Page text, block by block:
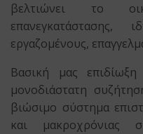
βελτιώνει το
επανεγκατάστασης,
εργαζομένους,
Βασική μας
μονοδιάστατη
βιώσιμο σύστημα
και μακροχρόνιας